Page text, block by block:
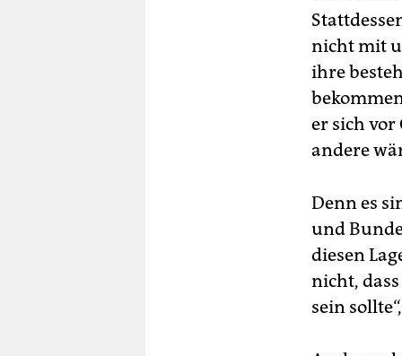
nicht mit
ihre
er sich vor
andere
Denn es
und
diesen
nicht,
sein